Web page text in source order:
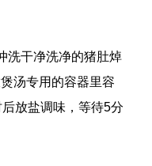
干净洗净的猪肚焯
汤专用的容器里容
放盐调味，等待5分